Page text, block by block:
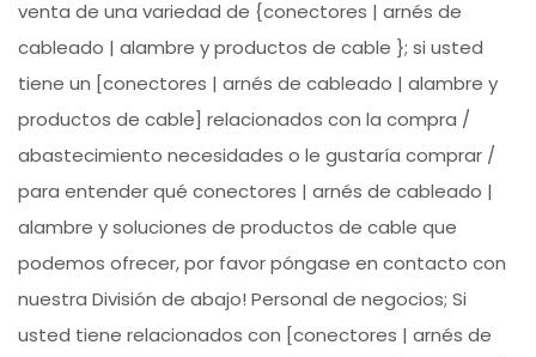
venta de una variedad de {conectores | arnés de
cableado | alambre y productos de cable }; si usted
tiene un [conectores | arnés de cableado | alambre y
productos de cable] relacionados con la compra /
abastecimiento necesidades o le gustaría comprar /
para entender qué conectores | arnés de cableado |
alambre y soluciones de productos de cable que
podemos ofrecer, por favor póngase en contacto con
nuestra División de abajo! Personal de negocios; Si
usted tiene relacionados con [conectores | arnés de